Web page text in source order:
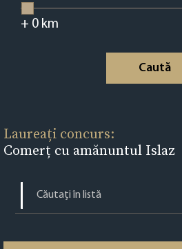
+ 0km
Caută
Laureați concurs:
Comerț cu amănuntul Islaz